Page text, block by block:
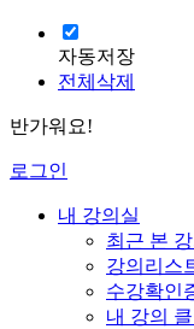
자동저장
전체삭제
반가워요!
로그인
내 강의실
최근 본 강
강의리스
수강확인
내 강의